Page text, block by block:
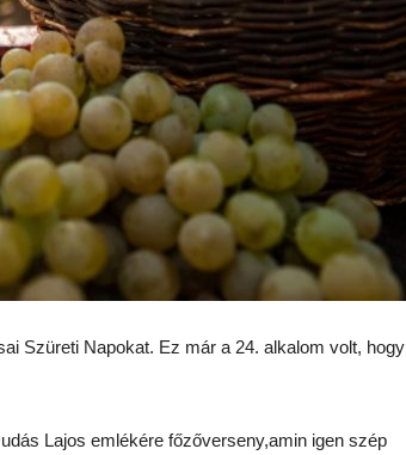
Szüreti Napokat. Ez már a 24. alkalom volt, hogy
Lajos emlékére főzőverseny,amin igen szép